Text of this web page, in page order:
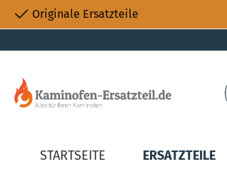
Hauptinhalt springen
Zur Suche springen
Zur Hauptnavigation springen
Originale Ersatzteile
STARTSEITE ERSATZTEILE